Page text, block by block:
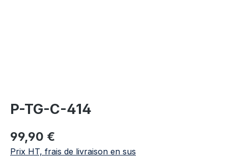
P-TG-C-414
Prix régulier :
99,90 €
Prix HT, frais de livraison en sus